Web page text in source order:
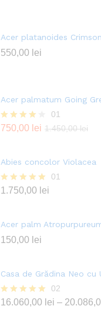
Acer platanoides
550,00 lei
Acer palmatum Going
Evaluat la
01
750,00 lei 1.450,00lei
Abies concolor Violacea
Evaluat la
01
1.750,00 lei
Acer palm
150,00 lei
Casa de Grădina Neo cu
Evaluat la
02
16.060,00 lei –